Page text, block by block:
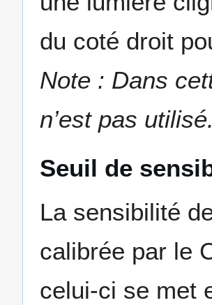
du coté droit
Note : Dans
n’est pas
Seuil de
La sensibilité
calibrée par le
celui-ci se met